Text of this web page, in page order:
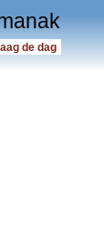
de dag